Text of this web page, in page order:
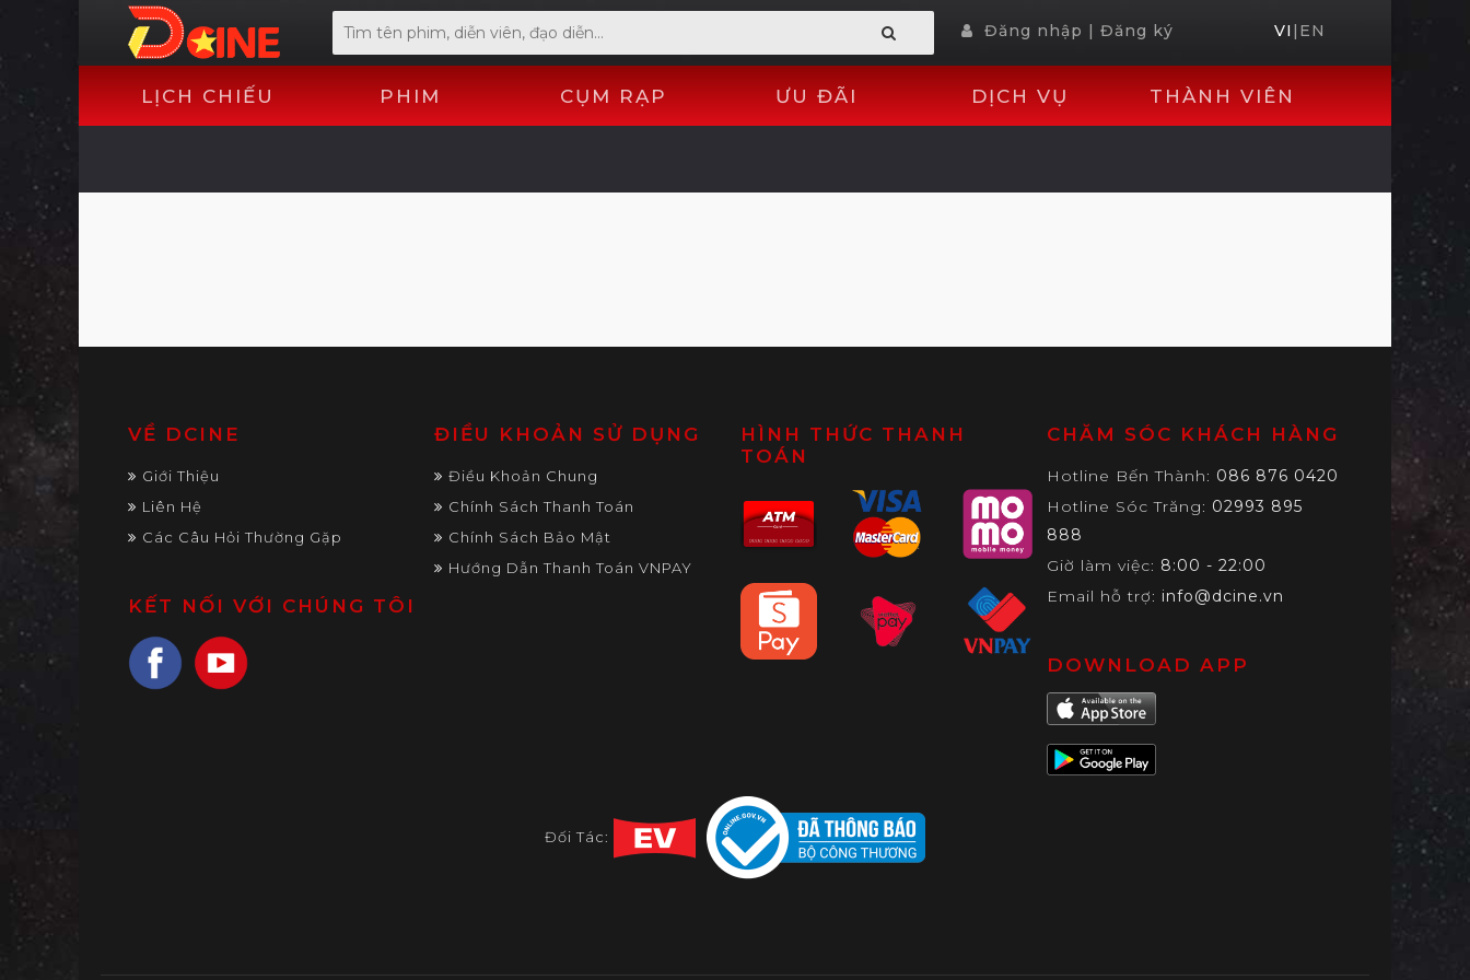
Đăng nhập | Đăng ký VI | EN
LỊCH CHIẾU PHIM CỤM RẠP ƯU ĐÃI DỊCH VỤ THÀNH VIÊN
VỀ DCINE
Giới Thiệu
Liên Hệ
Các Câu Hỏi Thường Gặp
KẾT NỐI VỚI CHÚNG TÔI
ĐIỀU KHOẢN SỬ DỤNG
Điều Khoản Chung
Chính Sách Thanh Toán
Chính Sách Bảo Mật
Hướng Dẫn Thanh Toán VNPAY
HÌNH THỨC THANH
TOÁN
CHĂM SÓC KHÁCH HÀNG
Hotline Bến Thành: 086 876 0420
Hotline Sóc Trăng: 02993 895
888
Giờ làm việc: 8:00 - 22:00
Email hỗ trợ: info@dcine.vn
DOWNLOAD APP
Đối Tác: